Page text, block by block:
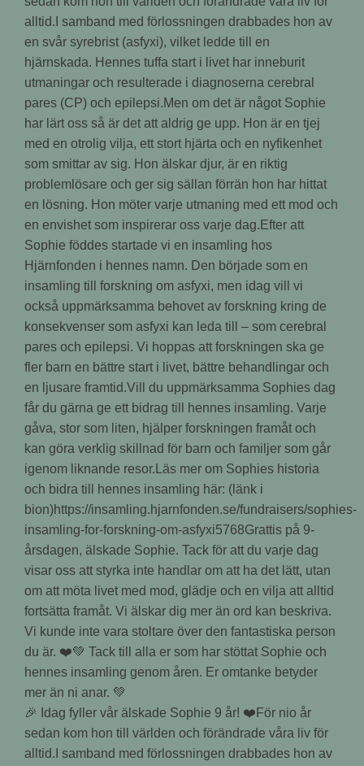
🎉 Idag fyller vår älskade Sophie 9 år! ❤️För nio år
sedan kom hon till världen och förändrade våra liv för
alltid.I samband med förlossningen drabbades hon av